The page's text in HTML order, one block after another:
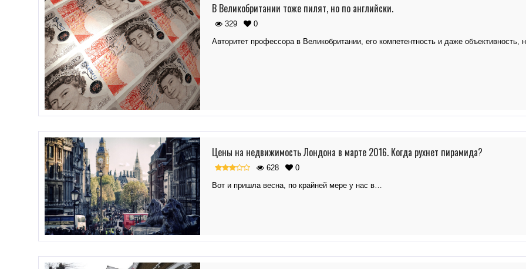
В Великобритании тоже пилят, но по английски.
329
0
Авторитет профессора в Великобритании, его компетентность и даже объективность,
Цены на недвижимость Лондона в марте 2016. Когда рухнет пирамида?
628
0
Вот и пришла весна, по крайней мере у нас в…